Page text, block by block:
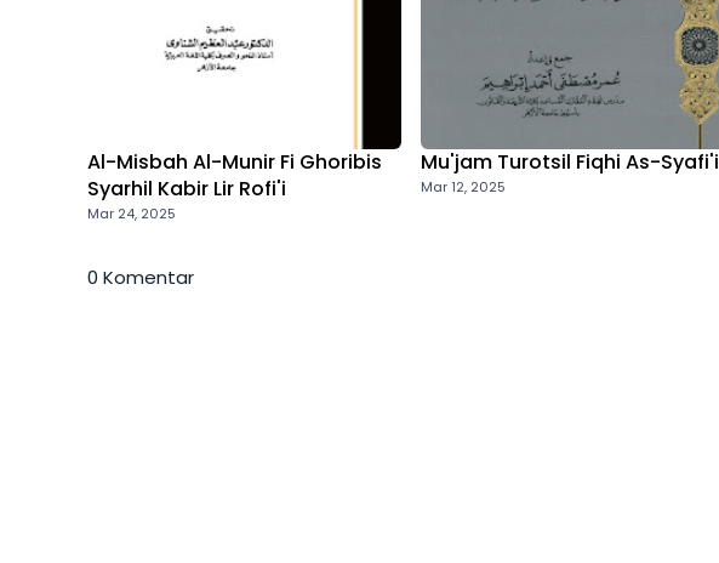
Al-Misbah Al-Munir Fi Ghoribis
Syarhil Kabir Lir Rofi'i
Mar 24, 2025
Mu'jam Turotsil Fiqhi As-Syafi'i
Mar 12, 2025
0 Komentar